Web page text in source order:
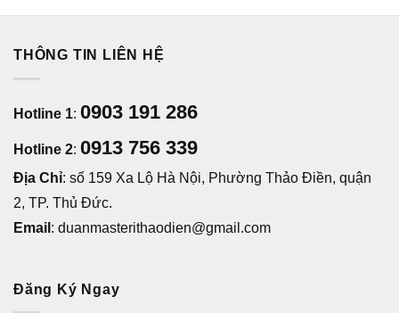
THÔNG TIN LIÊN HỆ
Hotline 1: 0903 191 286
Hotline 2: 0913 756 339
Địa Chỉ: số 159 Xa Lộ Hà Nội, Phường Thảo Điền, quận
2, TP. Thủ Đức.
Email : duanmasterithaodien@gmail.com
Đăng Ký Ngay